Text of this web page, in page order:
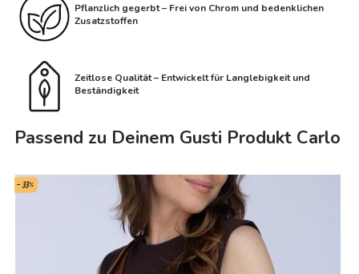
Pflanzlich gegerbt – Frei von Chrom und bedenklichen
Zusatzstoffen
Zeitlose Qualität – Entwickelt für Langlebigkeit und
Beständigkeit
Passend zu Deinem Gusti Produkt Carlo
- 33%